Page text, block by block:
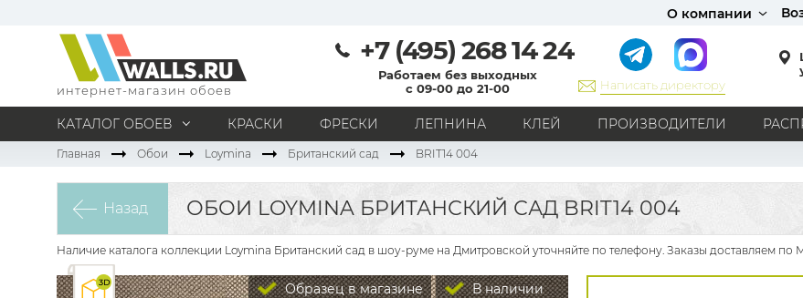
О компании
интернет-магазин обоев
+7 (495) 268 14 24
Работаем без выходных
с 09-00 до 21-00
Написать директору
КАТАЛОГ ОБОЕВ КРАСКИ ФРЕСКИ ЛЕПНИНА КЛЕЙ ПРОИЗВОДИТЕЛИ
МАТЕРИАЛ
Под покраску
Натуральные
Флизелиновые
Виниловые
Бумажные
Текстильные
СТИЛЬ
Кантри
Модерн Прованс Хай-тек
Лофт
Классика
Английский стиль
ПОМЕЩЕНИЕ
РИСУНОК
Главная Обои Loymina Британский сад BRIT14 004
Назад ОБОИ LOYMINA БРИТАНСКИЙ САД BRIT14 004
Наличие каталога коллекции Loymina Британский сад в шоу-руме на Дмитровской уточняйте по телефону. Заказы доставляем по
В наличии
Образец в магазине